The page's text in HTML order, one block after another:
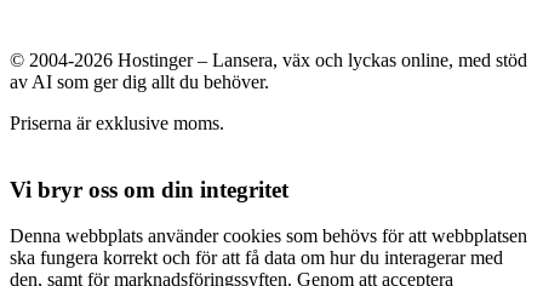
© 2004-2026 Hostinger – Lansera, väx och lyckas online, med stöd
av AI som ger dig allt du behöver.
Priserna är exklusive moms.
Vi bryr oss om din integritet
Denna webbplats använder cookies som behövs för att webbplatsen
ska fungera korrekt och för att få data om hur du interagerar med
den, samt för marknadsföringssyften. Genom att acceptera